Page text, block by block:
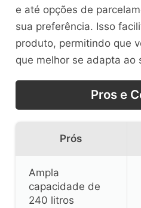
e até opções de
sua preferência. Isso
produto, permitindo que
que melhor se adapta ao
Pros e
Prós
Ampla
capacidade de
240 litros